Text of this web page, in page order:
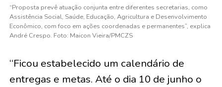
“Proposta prevê atuação conjunta entre diferentes secretarias, como
Assistência Social, Saúde, Educação, Agricultura e Desenvolvimento
Econômico, com foco em ações coordenadas e permanentes”, explica
André Crespo. Foto: Maicon Vieira/PMCZS
“Ficou estabelecido um calendário de
entregas e metas. Até o dia 10 de junho o